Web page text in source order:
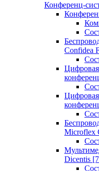
Конференц-
Confidea
Microflex
Dicentis